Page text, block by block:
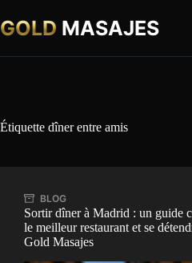
au
contenu
GOLD MASAJES
Étiquette dîner entre amis
BLOG
Sortir dîner à Madrid : un guide
le meilleur restaurant et se
Gold Masajes